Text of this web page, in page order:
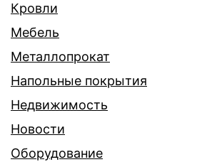
Кровли
Мебель
Металлопрокат
Напольные покрытия
Недвижимость
Новости
Оборудование